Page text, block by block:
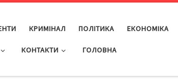
КРИМІНАЛ ПОЛІТИКА ЕКОНОМІКА
КОНТАКТИ ГОЛОВНА